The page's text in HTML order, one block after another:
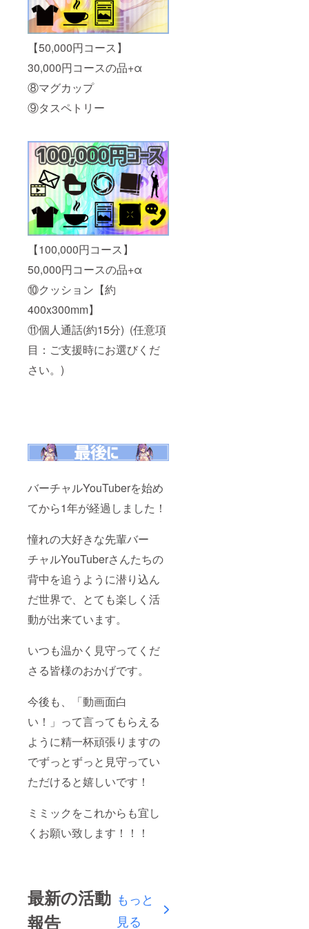
【50,000円コース】
30,000円コースの品+α
⑧マグカップ
⑨タスペトリー
【100,000円コース】
50,000円コースの品+α
⑩クッション【約
400x300mm】
⑪個人通話(約15分) (任意項
目：ご支援時にお選びくだ
さい。)
バーチャルYouTuberを始め
てから1年が経過しました！
憧れの大好きな先輩バー
チャルYouTuberさんたちの
背中を追うように潜り込ん
だ世界で、とても楽しく活
動が出来ています。
いつも温かく見守ってくだ
さる皆様のおかげです。
今後も、「動画面白
い！」って言ってもらえる
ように精一杯頑張りますの
でずっとずっと見守ってい
ただけると嬉しいです！
ミミックをこれからも宜し
くお願い致します！！！
最新の活動
報告
もっと
見る